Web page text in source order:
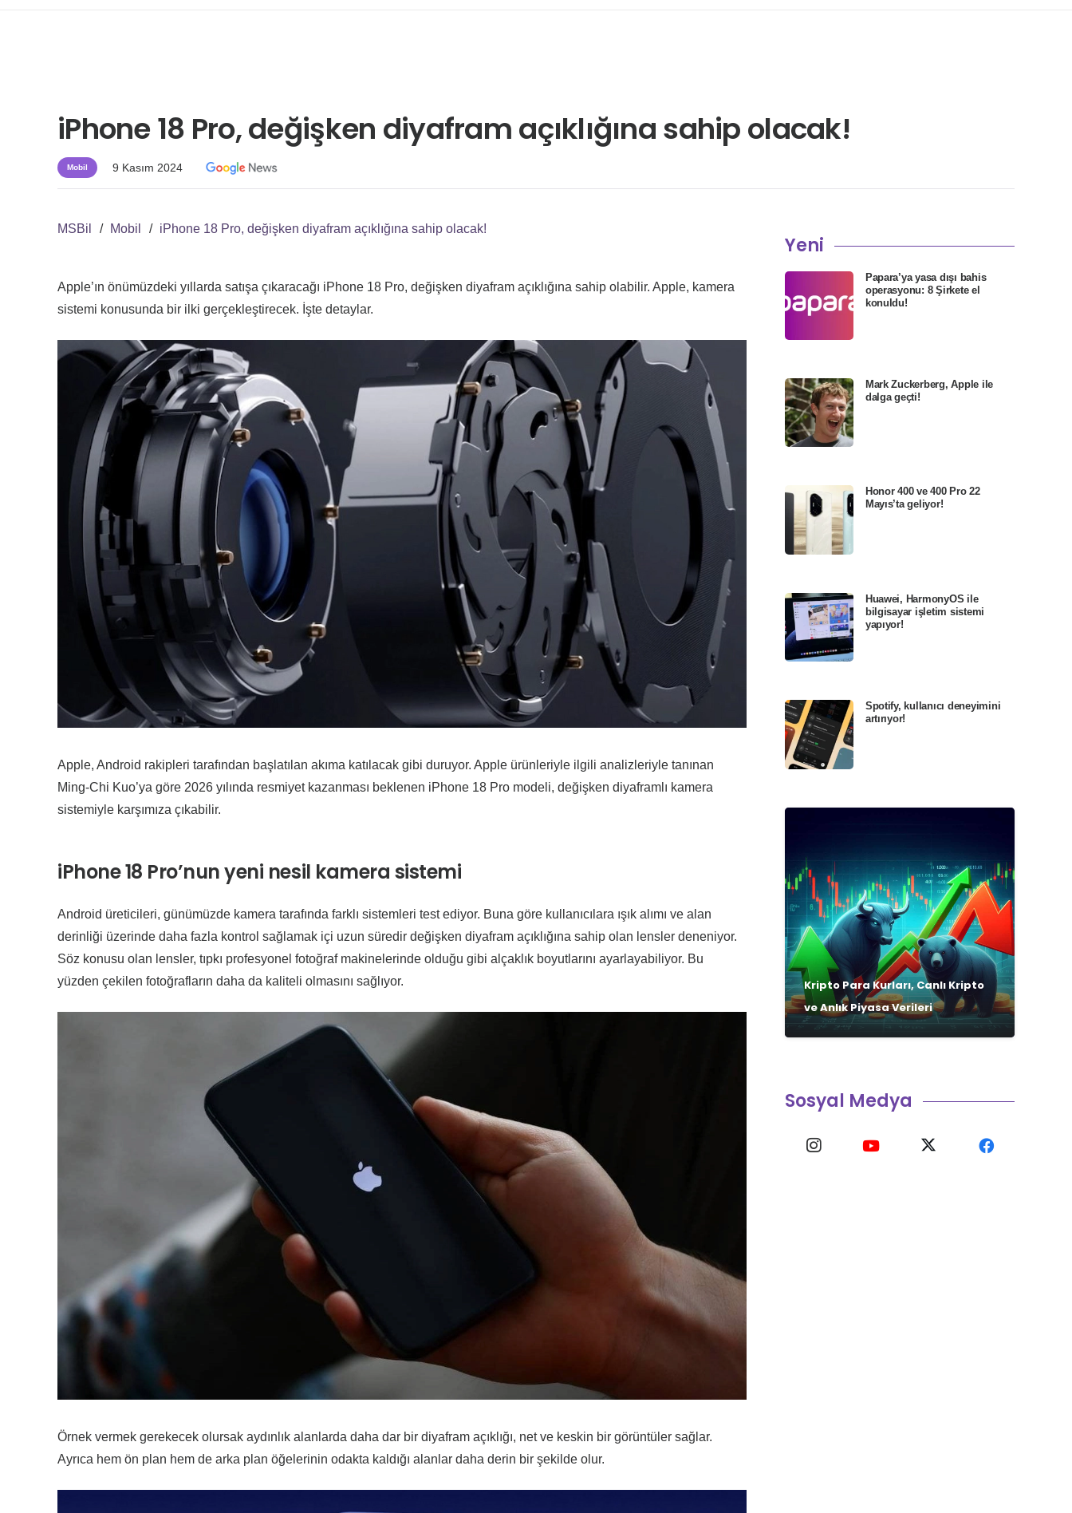
iPhone 18 Pro, değişken diyafram açıklığına sahip olacak!
Mobil 9 Kasım 2024
MSBil / Mobil / iPhone 18 Pro, değişken diyafram açıklığına sahip olacak!
Apple’ın önümüzdeki yıllarda satışa çıkaracağı iPhone 18 Pro, değişken diyafram açıklığına sahip olabilir. Apple, kamera
sistemi konusunda bir ilki gerçekleştirecek. İşte detaylar.
Apple, Android rakipleri tarafından başlatılan akıma katılacak gibi duruyor. Apple ürünleriyle ilgili analizleriyle tanınan
Ming-Chi Kuo’ya göre 2026 yılında resmiyet kazanması beklenen iPhone 18 Pro modeli, değişken diyaframlı kamera
sistemiyle karşımıza çıkabilir.
iPhone 18 Pro’nun yeni nesil kamera sistemi
Android üreticileri, günümüzde kamera tarafında farklı sistemleri test ediyor. Buna göre kullanıcılara ışık alımı ve alan
derinliği üzerinde daha fazla kontrol sağlamak içi uzun süredir değişken diyafram açıklığına sahip olan lensler deneniyor.
Söz konusu olan lensler, tıpkı profesyonel fotoğraf makinelerinde olduğu gibi alçaklık boyutlarını ayarlayabiliyor. Bu
yüzden çekilen fotoğrafların daha da kaliteli olmasını sağlıyor.
Örnek vermek gerekecek olursak aydınlık alanlarda daha dar bir diyafram açıklığı, net ve keskin bir görüntüler sağlar.
Ayrıca hem ön plan hem de arka plan öğelerinin odakta kaldığı alanlar daha derin bir şekilde olur.
Yeni
Papara’ya yasa dışı bahis
operasyonu: 8 Şirkete el
konuldu!
Mark Zuckerberg, Apple ile
dalga geçti!
Honor 400 ve 400 Pro 22
Mayıs’ta geliyor!
Huawei, HarmonyOS ile
bilgisayar işletim sistemi
yapıyor!
Spotify, kullanıcı deneyimini
artırıyor!
Kripto Para Kurları, Canlı Kripto
ve Anlık Piyasa Verileri
Sosyal Medya